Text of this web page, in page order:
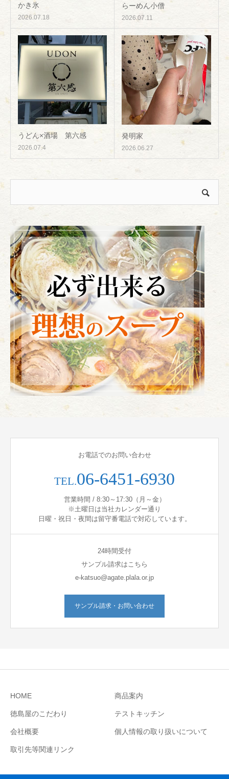
かき氷
2026.07.18
らーめん小僧
2026.07.11
うどん×酒場 第六感
2026.07.4
発明家
2026.06.27
お電話でのお問い合わせ
TEL.06-6451-6930
営業時間 / 8:30～17:30（月～金）
※土曜日は当社カレンダー通り
日曜・祝日・夜間は留守番電話で対応しています。
24時間受付
サンプル請求はこちら
e-katsuo@agate.plala.or.jp
サンプル請求・お問い合わせ
HOME 商品案内
徳島屋のこだわり テストキッチン
会社概要 個人情報の取り扱いについて
取引先等関連リンク